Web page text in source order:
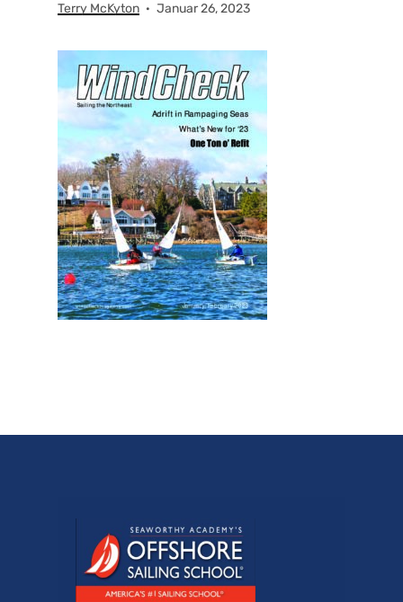
Terry McKyton Januar 26, 2023